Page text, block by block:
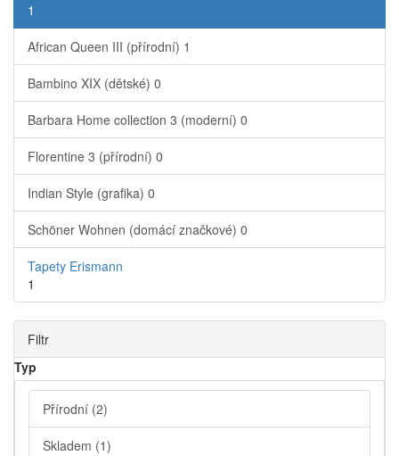
1
African Queen III (přírodní) 1
Bambino XIX (dětské) 0
Barbara Home collection 3 (moderní) 0
Florentine 3 (přírodní) 0
Indian Style (grafika) 0
Schöner Wohnen (domácí značkové) 0
Tapety Erismann
1
Filtr
Typ
Přírodní (2)
Skladem (1)